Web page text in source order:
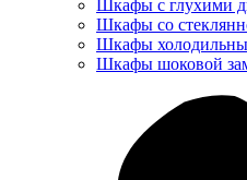
Шкафы с глухими
Шкафы со
Шкафы
Шкафы шоковой